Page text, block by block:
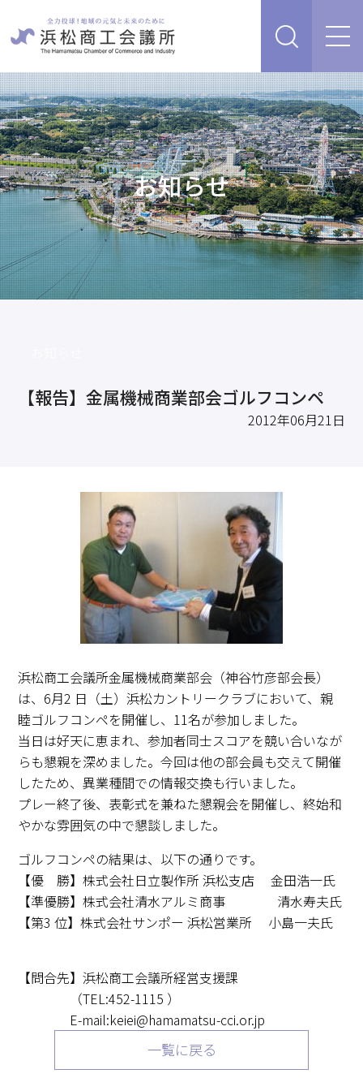
販路を開拓したい、新商品・サービス・技術を開発し
たい
人脈・ネットワークを広げたい
経営について相談したい（経営安定、専門家相談な
ど）
創業、事業承継について相談したい
資金を調達したい
補助金を活用したい
原産地証明など証明を取得したい
経営支援・サービス
検定試験
セミナー・イベント情報
浜松商工会議所について
採用情報 相談予約 お問合せ
お知らせ
【報告】金属機械商業部会ゴルフコンペ
2012年06月21日
浜松商工会議所金属機械商業部会（神谷竹彦部会長）
は、6月2 日（土）浜松カントリークラブにおいて、親
睦ゴルフコンペを開催し、11名が参加しました。
当日は好天に恵まれ、参加者同士スコアを競い合いなが
らも懇親を深めました。今回は他の部会員も交えて開催
したため、異業種間での情報交換も行いました。
プレー終了後、表彰式を兼ねた懇親会を開催し、終始和
やかな雰囲気の中で懇談しました。
ゴルフコンペの結果は、以下の通りです。
【優 勝】株式会社日立製作所 浜松支店 金田浩一氏
【準優勝】株式会社清水アルミ商事 清水寿夫氏
【第3 位】株式会社サンポー 浜松営業所 小島一夫氏
【問合先】浜松商工会議所経営支援課
（TEL:452-1115 ）
E-mail:keiei@hamamatsu-cci.or.jp
一覧に戻る